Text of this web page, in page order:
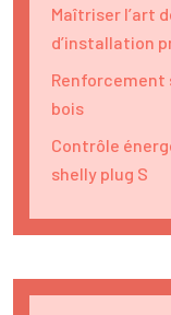
Maîtriser l’art
d’installation
Renforcement
bois
Contrôle
shelly plug S